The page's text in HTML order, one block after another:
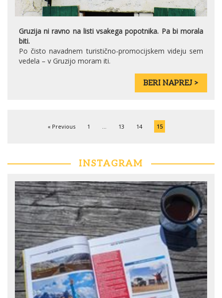
Gruzija ni ravno na listi vsakega popotnika. Pa bi morala
biti.
Po čisto navadnem turistično-promocijskem videju sem
vedela – v Gruzijo moram iti.
BERI NAPREJ >
« Previous 1 … 13 14 15
INSTAGRAM